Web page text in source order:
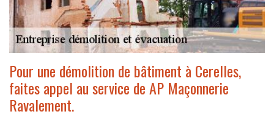
Pour une démolition de bâtiment à Cerelles,
faites appel au service de AP Maçonnerie
Ravalement.